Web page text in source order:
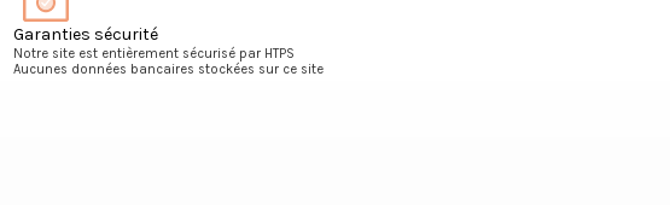
Garanties sécurité
Notre site est entièrement sécurisé par HTPS
Aucunes données bancaires stockées sur ce site